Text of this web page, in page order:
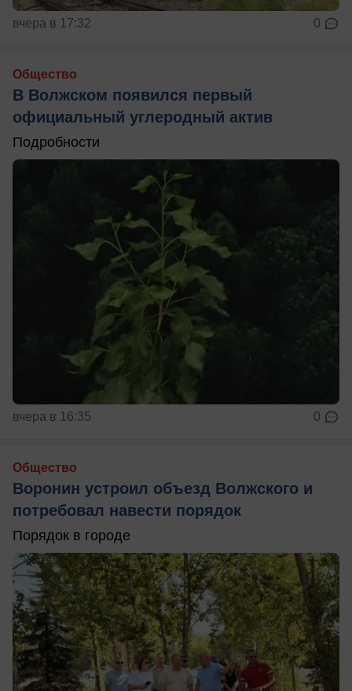
вчера в 17:32 0
Общество
В Волжском появился первый
официальный углеродный актив
Подробности
вчера в 16:35 0
Общество
Воронин устроил объезд Волжского и
потребовал навести порядок
Порядок в городе